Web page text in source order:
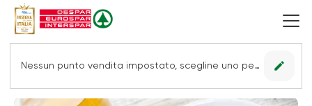
Nessun punto vendita impostato, scegline uno per vedere le offerte. edit